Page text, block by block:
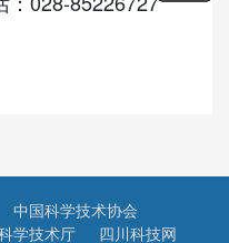
中国科学技术协会
学技术厅 四川科技网